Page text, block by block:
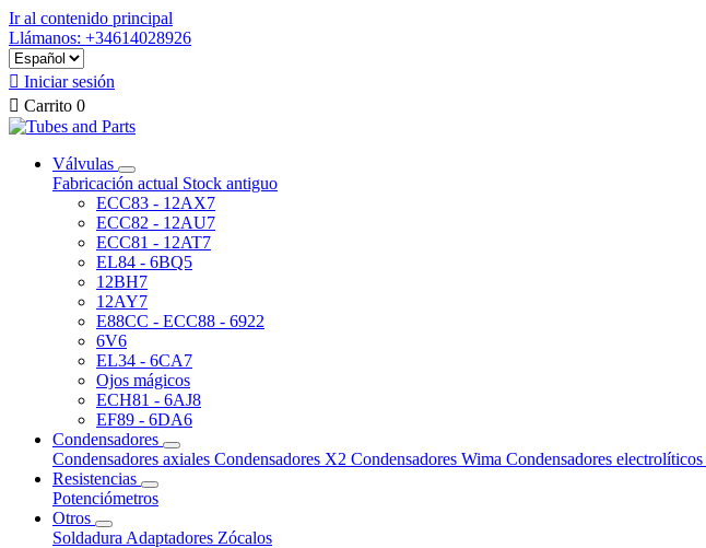
Ir al contenido principal
Llámanos: +34614028926
 Iniciar sesión
 Carrito 0
Válvulas
Fabricación actual Stock antiguo
ECC83 - 12AX7
ECC82 - 12AU7
ECC81 - 12AT7
EL84 - 6BQ5
12BH7
12AY7
E88CC - ECC88 - 6922
6V6
EL34 - 6CA7
Ojos mágicos
ECH81 - 6AJ8
EF89 - 6DA6
Condensadores
Condensadores axiales Condensadores X2 Condensadores Wima Condensadores electrolíticos
Resistencias
Potenciómetros
Otros
Soldadura Adaptadores Zócalos